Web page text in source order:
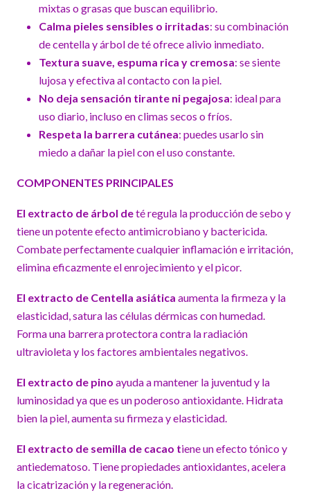
mixtas o grasas que buscan equilibrio.
Calma pieles sensibles o irritadas: su combinación
de centella y árbol de té ofrece alivio inmediato.
Textura suave, espuma rica y cremosa: se siente
lujosa y efectiva al contacto con la piel.
No deja sensación tirante ni pegajosa: ideal para
uso diario, incluso en climas secos o fríos.
Respeta la barrera cutánea: puedes usarlo sin
miedo a dañar la piel con el uso constante.
COMPONENTES PRINCIPALES
El extracto de árbol deté regula la producción de sebo y
tiene un potente efecto antimicrobiano y bactericida.
Combate perfectamente cualquier inflamación e irritación,
elimina eficazmente el enrojecimiento y el picor.
El extracto de Centella asiática aumenta la firmeza y la
elasticidad, satura las células dérmicas con humedad.
Forma una barrera protectora contra la radiación
ultravioleta y los factores ambientales negativos.
El extracto de pino ayuda a mantener la juventud y la
luminosidad ya que es un poderoso antioxidante. Hidrata
bien la piel, aumenta su firmeza y elasticidad.
El extracto de semilla de cacao tiene un efecto tónico y
antiedematoso. Tiene propiedades antioxidantes, acelera
la cicatrización y la regeneración.